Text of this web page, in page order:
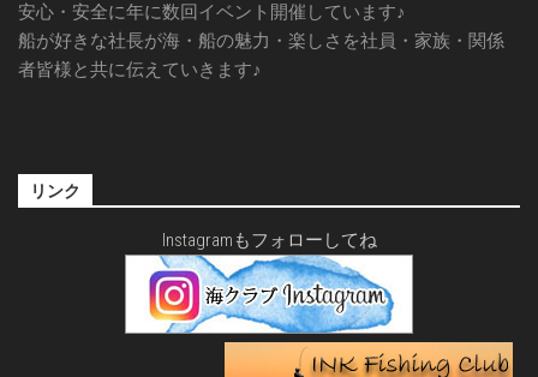
安心・安全に年に数回イベント開催しています♪
船が好きな社長が海・船の魅力・楽しさを社員・家族・関係
者皆様と共に伝えていきます♪
リンク
Instagramもフォローしてね